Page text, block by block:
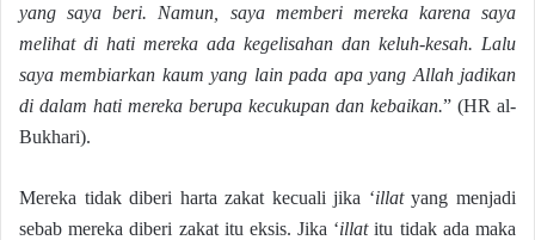
yang saya beri. Namun, saya memberi mereka karena saya
melihat di hati mereka ada kegelisahan dan keluh-kesah. Lalu
saya membiarkan kaum yang lain pada apa yang Allah jadikan
di dalam hati mereka berupa kecukupan dan kebaikan.” (HR al-
Bukhari).
Mereka tidak diberi harta zakat kecuali jika ‘illatyang menjadi
sebab mereka diberi zakat itu eksis. Jika ‘illatitu tidak ada maka